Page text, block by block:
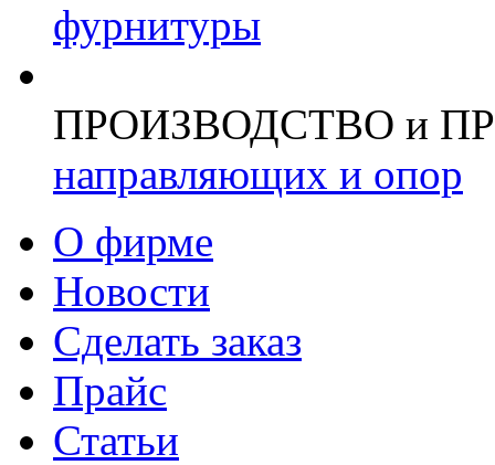
фурнитуры
ПРОИЗВОДСТВО и
направляющих и опор
О фирме
Новости
Сделать заказ
Прайс
Статьи